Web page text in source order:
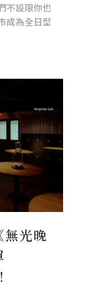
不設限你也
成為全日型
光晚